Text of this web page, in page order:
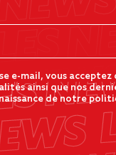
e-mail, vous acceptez
ainsi que nos
de notre